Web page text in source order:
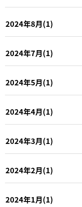
2024年8月(1)
2024年7月(1)
2024年5月(1)
2024年4月(1)
2024年3月(1)
2024年2月(1)
2024年1月(1)